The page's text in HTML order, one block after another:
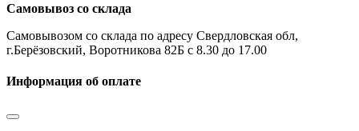
Самовывоз со склада
Самовывозом со склада по адресу Свердловская обл,
г.Берёзовский, Воротникова 82Б с 8.30 до 17.00
Информация об оплате